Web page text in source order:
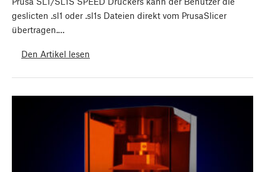
geslicten .sl1 oder .sl1s Dateien direkt vom PrusaSlicer
übertragen.…
Den Artikel lesen